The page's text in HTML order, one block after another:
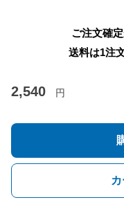
ご注文確
送料は1注
2,540 円